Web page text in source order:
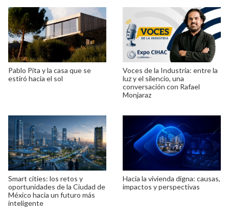
Pablo Pita y la casa que se
estiró hacia el sol
Voces de la Industria: entre la
luz y el silencio, una
conversación con Rafael
Monjaraz
Smart cities: los retos y
oportunidades de la Ciudad de
México hacia un futuro más
inteligente
Hacia la vivienda digna: causas,
impactos y perspectivas